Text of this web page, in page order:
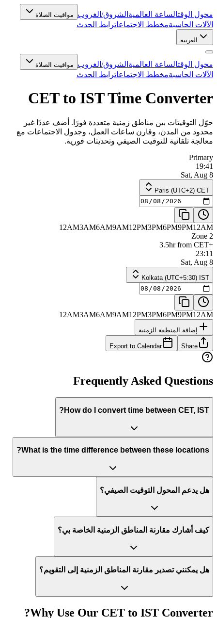
محول الوقتالساعة العالمية الشروق/الغروب مواقيت الصلاة
الآلات الحاسبةمخطط الاجتماعاترابط الحدث
العربية
محول الوقتالساعة العالمية الشروق/الغروب مواقيت الصلاة
الآلات الحاسبةمخطط الاجتماعاترابط الحدث
CET to IST Time Converter
حوّل التوقيتات بين مناطق زمنية متعددة فورًا. أضف عددًا غير
محدود من المدن، وقارن ساعات العمل، وجدول الاجتماعات مع
معالجة تلقائية للتوقيت الصيفي وتحديثات فورية.
Primary
19:41
Sat, Aug 8
Paris (UTC+2) CET
12AM3AM6AM9AM12PM3PM6PM9PM12AM
Zone 2
+3.5hr from CET
23:11
Sat, Aug 8
Kolkata (UTC+5:30) IST
12AM3AM6AM9AM12PM3PM6PM9PM12AM
إضافة المنطقة الزمنية
Share
Export to Calendar
Frequently Asked Questions
How do I convert time between CET, IST?
What is the time difference between these locations?
هل يدعم المحول التوقيت الصيفي؟
كيف أشارك مقارنة المناطق الزمنية الخاصة بي؟
هل يمكنني تصدير مقارنة المناطق الزمنية إلى التقويم؟
Why Use Our CET to IST Converter?